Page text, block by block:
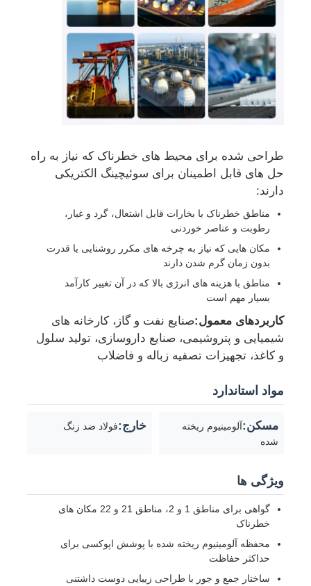
کارخانه تور
کنترل کیفیت
درخواست نقل قول
روشنایی اثبات انفجار
چراغ هشدار ضد انفجار
فن ضد انفجار
جعبه ضد انفجار
سوئیچ ضد انفجار
غدد کابل ضد انفجار
دوشاخه و پریز ضد انفجار
طراحی شده برای محیط های خطرناک که نیاز به راه
حل های قابل اطمینان برای سوئیچینگ الکتریکی
دارند:
مناطق خطرناک با بخارات قابل اشتعال، گرد و غبار،
رطوبت و عناصر خوردنی
مکان هایی که نیاز به چرخه های مکرر روشنایی یا قدرت
بدون زمان گرم شدن دارند
مناطق با هزینه های انرژی بالا که در آن تغییر کارآمد
بسیار مهم است
کاربردهای معمول:صنایع نفت و گاز، کارخانه های
شیمیایی و پتروشیمی، صنایع داروسازی، تولید سلول
و کاغذ، تجهیزات تصفیه زباله و فاضلاب
مواد استاندارد
مسکن:آلومینیوم ریخته
شده
خارج:فولاد ضد زنگ
ویژگی ها
گواهی برای مناطق 1 و 2، مناطق 21 و 22 مکان های
خطرناک
محفظه آلومینیوم ریخته شده با پوشش اپوکسی برای
حداکثر حفاظت
ساختار جمع و جور با طراحی زیبایی دوست داشتنی